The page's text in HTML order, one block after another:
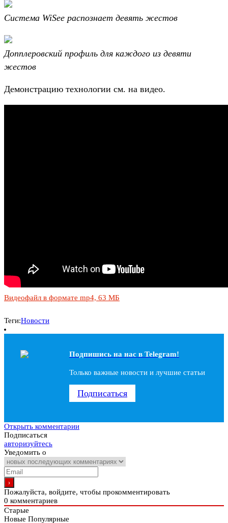
Система WiSee распознает девять жестов
Допплеровский профиль для каждого из девяти
жестов
Демонстрацию технологии см. на видео.
Видеофайл в формате mp4, 63 МБ
Теги:Новости
Подпишись на наc в Telegram!
Только важные новости и лучшие статьи
Подписаться
Открыть комментарии
Подписаться
авторизуйтесь
Уведомить о
Пожалуйста, войдите, чтобы прокомментировать
0 комментариев
Старые
Новые Популярные